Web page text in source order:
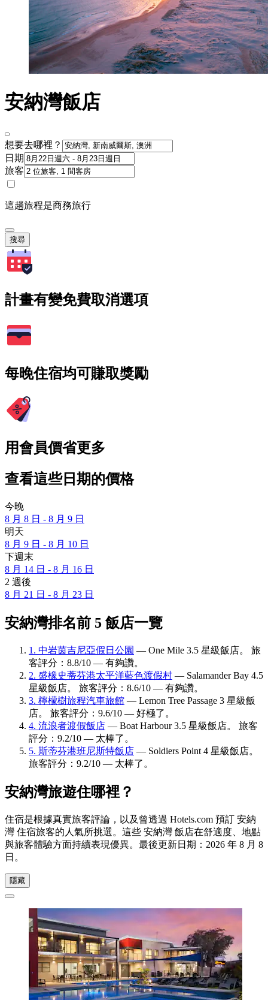
安納灣飯店
想要去哪裡？
日期
旅客
這趟旅程是商務旅行
搜尋
計畫有變免費取消選項
每晚住宿均可賺取獎勵
用會員價省更多
查看這些日期的價格
今晚
8 月 8 日 - 8 月 9 日
明天
8 月 9 日 - 8 月 10 日
下週末
8 月 14 日 - 8 月 16 日
2 週後
8 月 21 日 - 8 月 23 日
安納灣排名前 5 飯店一覽
1. 中岩茵吉尼亞假日公園 — One Mile 3.5 星級飯店。 旅
客評分：8.8/10 — 有夠讚。
2. 盛橡史蒂芬港太平洋藍色渡假村 — Salamander Bay 4.5
星級飯店。 旅客評分：8.6/10 — 有夠讚。
3. 檸檬樹旅程汽車旅館 — Lemon Tree Passage 3 星級飯
店。 旅客評分：9.6/10 — 好極了。
4. 流浪者渡假飯店 — Boat Harbour 3.5 星級飯店。 旅客
評分：9.2/10 — 太棒了。
5. 斯蒂芬港班尼斯特飯店 — Soldiers Point 4 星級飯店。
旅客評分：9.2/10 — 太棒了。
安納灣旅遊住哪裡？
住宿是根據真實旅客評論，以及曾透過 Hotels.com 預訂 安納
灣 住宿旅客的人氣所挑選。這些 安納灣 飯店在舒適度、地點
與旅客體驗方面持續表現優異。最後更新日期： 2026 年 8 月 8
日 。
隱藏